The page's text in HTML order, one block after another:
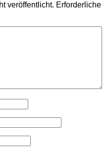
veröffentlicht. Erforderliche